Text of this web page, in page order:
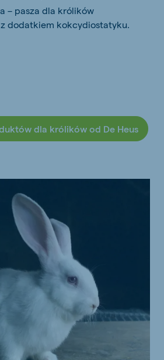
– pasza dla królików
dodatkiem kokcydiostatyku.
dla królików od De Heus